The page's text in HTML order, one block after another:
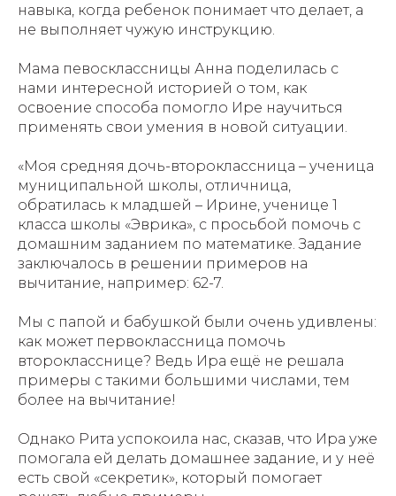
навыка, когда ребенок понимает что делает, а
не выполняет чужую инструкцию.
Мама певосклассницы Анна поделилась с
нами интересной историей о том, как
освоение способа помогло Ире научиться
применять свои умения в новой ситуации.
«Моя средняя дочь-второклассница – ученица
муниципальной школы, отличница,
обратилась к младшей – Ирине, ученице 1
класса школы «Эврика», с просьбой помочь с
домашним заданием по математике. Задание
заключалось в решении примеров на
вычитание, например: 62-7.
Мы с папой и бабушкой были очень удивлены:
как может первоклассница помочь
второкласснице? Ведь Ира ещё не решала
примеры с такими большими числами, тем
более на вычитание!
Однако Рита успокоила нас, сказав, что Ира уже
помогала ей делать домашнее задание, и у неё
есть свой «секретик», который помогает